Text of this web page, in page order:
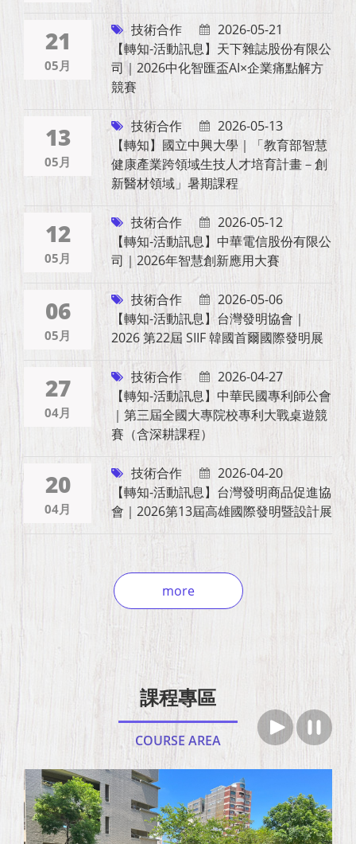
21
05月
技術合作
2026-05-21
【轉知-活動訊息】天下雜誌股份有限公
司｜2026中化智匯盃AI×企業痛點解方
競賽
13
05月
技術合作
2026-05-13
【轉知】國立中興大學｜「教育部智慧
健康產業跨領域生技人才培育計畫－創
新醫材領域」暑期課程
12
05月
技術合作
2026-05-12
【轉知-活動訊息】中華電信股份有限公
司｜2026年智慧創新應用大賽
06
05月
技術合作
2026-05-06
【轉知-活動訊息】台灣發明協會｜
2026 第22屆 SIIF 韓國首爾國際發明展
27
04月
技術合作
2026-04-27
【轉知-活動訊息】中華民國專利師公會
｜第三屆全國大專院校專利大戰桌遊競
賽（含深耕課程）
20
04月
技術合作
2026-04-20
【轉知-活動訊息】台灣發明商品促進協
會｜2026第13屆高雄國際發明暨設計展
more
課程專區
COURSE AREA